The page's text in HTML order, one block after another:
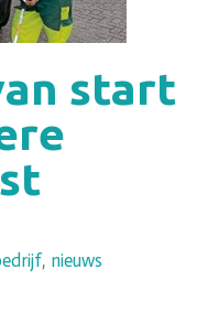
start
, nieuws